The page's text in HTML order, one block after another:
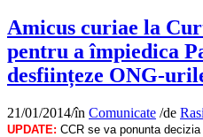
Amicus curiae la
pentru a împiedica
desființeze ONG-
21/01/2014/în Comunicate /de
UPDATE: CCR se va ponunta